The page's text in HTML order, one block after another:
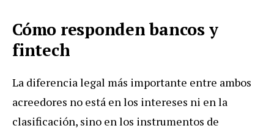
Cómo responden bancos y
fintech
La diferencia legal más importante entre ambos
acreedores no está en los intereses ni en la
clasificación, sino en los instrumentos de